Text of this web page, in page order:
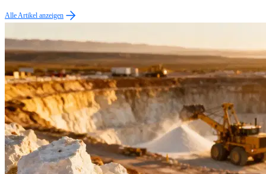
Alle Artikel anzeigen